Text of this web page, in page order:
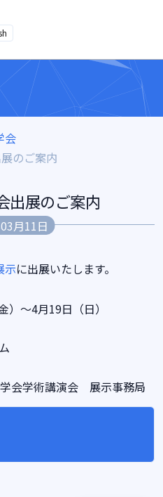
会
のご案内
出展のご案内
月11日
示に出展いたします。
）～4月19日（日）
会学術講演会 展示事務局